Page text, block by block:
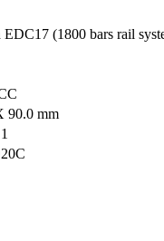
EDC17 (1800 bars rail
90.0 mm